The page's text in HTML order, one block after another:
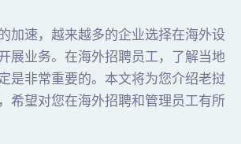
加速，越来越多的企业选择在海外设
展业务。在海外招聘员工，了解当地
是非常重要的。本文将为您介绍老挝
希望对您在海外招聘和管理员工有所